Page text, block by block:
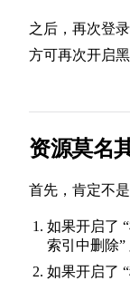
之后，再次登录
方可再次开启黑
资源莫名
首先，肯定不
如果开启了
索引中删除”
如果开启了